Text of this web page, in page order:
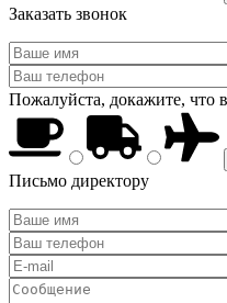
Заказать звонок
Пожалуйста, докажите, что
Письмо директору